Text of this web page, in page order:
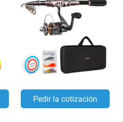
Pedir la cotización